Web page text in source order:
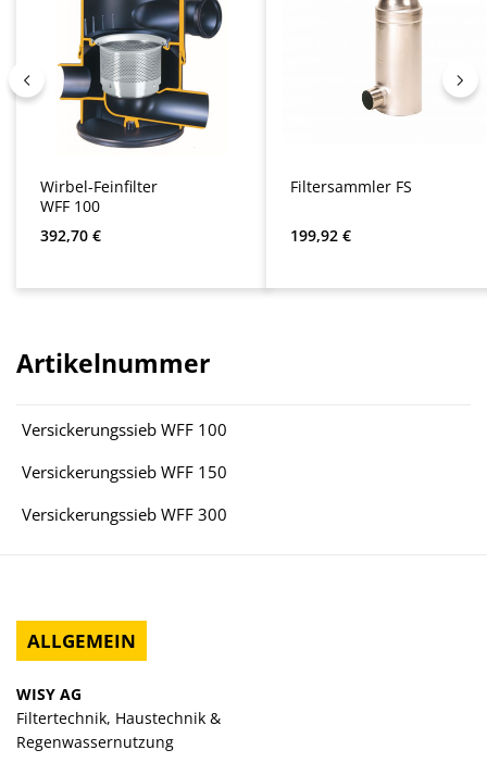
Wirbel-Feinfilter
WFF 100
Regulärer Preis:
392,70 €
Filtersammler FS
Regulärer Preis:
199,92 €
Artikelnummer
Versickerungssieb WFF 100
Versickerungssieb WFF 150
Versickerungssieb WFF 300
ALLGEMEIN
WISY AG
Filtertechnik, Haustechnik &
Regenwassernutzung